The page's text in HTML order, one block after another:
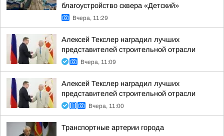
благоустройство сквера «Детский»
Вчера, 11:29
Алексей Текслер наградил лучших
представителей строительной отрасли
Вчера, 11:09
Алексей Текслер наградил лучших
представителей строительной отрасли
Вчера, 11:00
Транспортные артерии города